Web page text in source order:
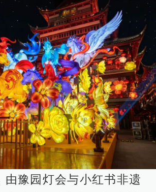
由豫园灯会与小红书非遗